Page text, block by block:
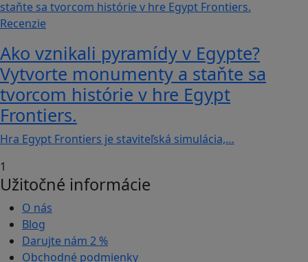
Recenzie
Ako vznikali pyramídy v Egypte?
Vytvorte monumenty a staňte sa
tvorcom histórie v hre Egypt
Frontiers.
Hra Egypt Frontiers je staviteľská simulácia,…
1
Užitočné informácie
O nás
Blog
Darujte nám 2 %
Obchodné podmienky